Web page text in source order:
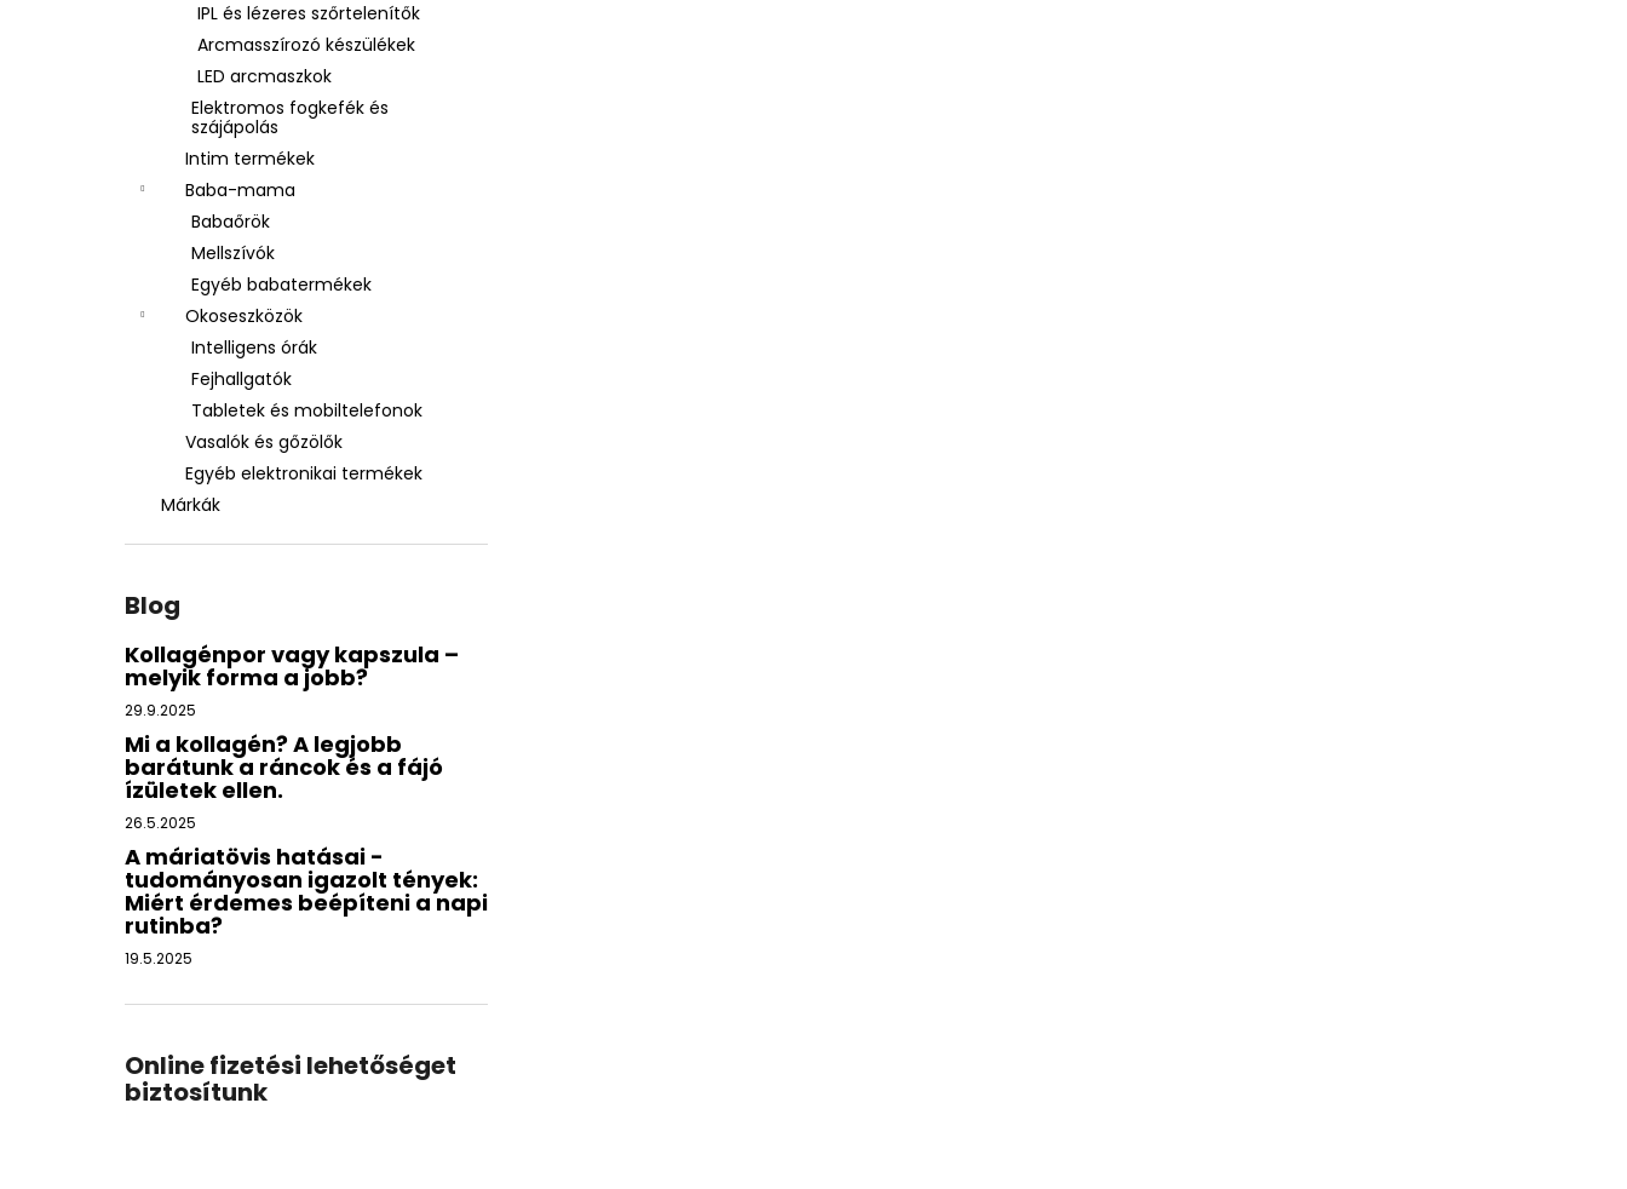
IPL és lézeres szőrtelenítők
Arcmasszírozó készülékek
LED arcmaszkok
Elektromos fogkefék és
szájápolás
Intim termékek
Baba-mama
Babaőrök
Mellszívók
Egyéb babatermékek
Okoseszközök
Intelligens órák
Fejhallgatók
Tabletek és mobiltelefonok
Vasalók és gőzölők
Egyéb elektronikai termékek
Márkák
Blog
Kollagénpor vagy kapszula –
melyik forma a jobb?
29.9.2025
Mi a kollagén? A legjobb
barátunk a ráncok és a fájó
ízületek ellen.
26.5.2025
A máriatövis hatásai -
tudományosan igazolt tények:
Miért érdemes beépíteni a napi
rutinba?
19.5.2025
Online fizetési lehetőséget
biztosítunk